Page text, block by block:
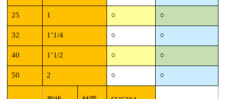
25 1 ○ ○
32 1’1/4 ○ ○
40 1’1/2 ○ ○
50 2 ○ ○